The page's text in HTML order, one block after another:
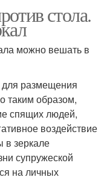
стола.
можно вешать в
размещения
таким образом,
спящих людей,
воздействие
в зеркале
супружеской
на личных